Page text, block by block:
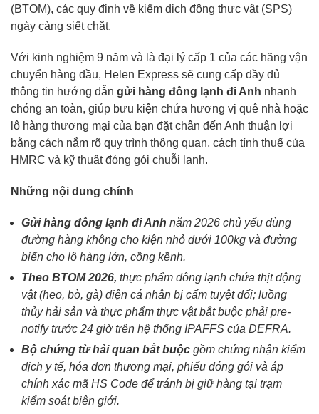
(BTOM), các quy định về kiểm dịch động thực vật (SPS)
ngày càng siết chặt.
Với kinh nghiệm 9 năm và là đại lý cấp 1 của các hãng vận
chuyển hàng đầu, Helen Express sẽ cung cấp đầy đủ
thông tin hướng dẫn gửi hàng đông lạnh đi Anh nhanh
chóng an toàn, giúp bưu kiện chứa hương vị quê nhà hoặc
lô hàng thương mại của bạn đặt chân đến Anh thuận lợi
bằng cách nắm rõ quy trình thông quan, cách tính thuế của
HMRC và kỹ thuật đóng gói chuỗi lạnh.
Những nội dung chính
Gửi hàng đông lạnh đi Anh năm 2026 chủ yếu dùng
đường hàng không cho kiện nhỏ dưới 100kg và đường
biển cho lô hàng lớn, cồng kềnh.
Theo BTOM 2026, thực phẩm đông lạnh chứa thịt động
vật (heo, bò, gà) diện cá nhân bị cấm tuyệt đối; luồng
thủy hải sản và thực phẩm thực vật bắt buộc phải pre-
notify trước 24 giờ trên hệ thống IPAFFS của DEFRA.
Bộ chứng từ hải quan bắt buộc gồm chứng nhận kiểm
dịch y tế, hóa đơn thương mại, phiếu đóng gói và áp
chính xác mã HS Code để tránh bị giữ hàng tại trạm
kiểm soát biên giới.